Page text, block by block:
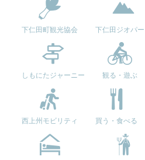
下仁田町観光協会 下仁田ジオパー
しもにたジャーニー 観る・遊ぶ
西上州モビリティ 買う・食べる